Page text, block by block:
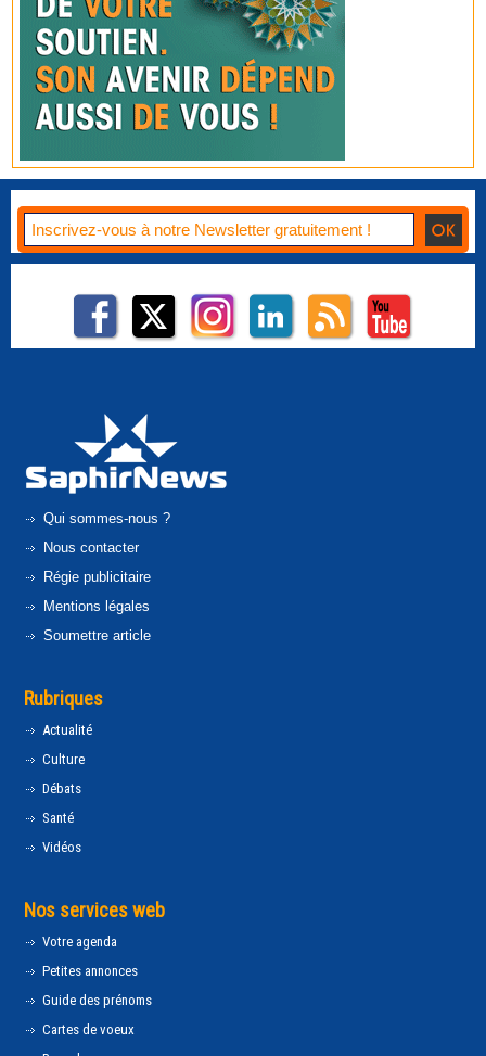
Qui sommes-nous ?
Nous contacter
Régie publicitaire
Mentions légales
Soumettre article
Rubriques
Actualité
Culture
Débats
Santé
Vidéos
Nos services web
Votre agenda
Petites annonces
Guide des prénoms
Cartes de voeux